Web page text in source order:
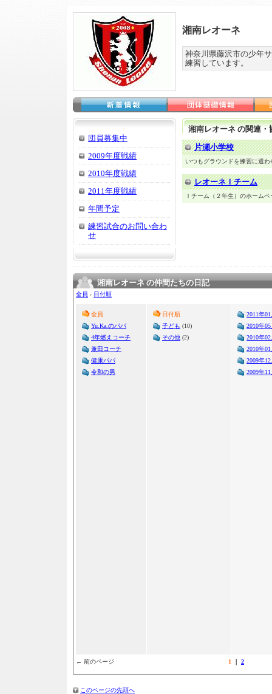
湘南レオーネ
神奈川県藤沢市の少年
練習しています。
団員募集中
2009年度戦績
2010年度戦績
2011年度戦績
年間予定
練習試合のお問い合わ
せ
湘南レオーネ の関連
片瀬小学校
いつもグラウンドを練習に遣
レオーネＩチーム
Ｉチーム（２年生）のホーム
湘南レオーネ の仲間たちの日記
全員 › 日付順
全員
Yu.Ka.のパパ
4年燃えコーチ
兼田コーチ
健康パパ
令和の男
日付順
子ども (10)
その他 (2)
2011年
2010年
2010年
2010年
2009年
2009年
← 前のページ 1 2
このページの先頭へ